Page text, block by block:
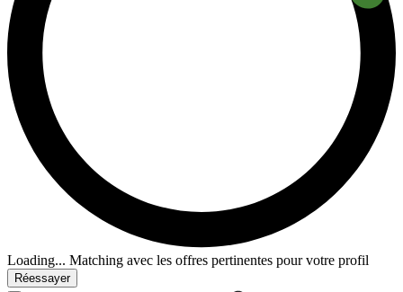
Loading... Matching avec les offres pertinentes pour votre profil
Réessayer